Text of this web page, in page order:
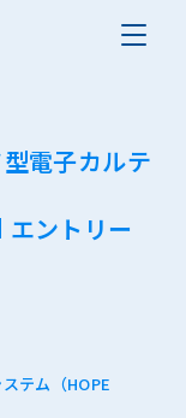
電子カルテ
ントリー
テム （HOPE